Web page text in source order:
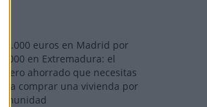
110.000 euros en Madrid por
31.000 en Extremadura: el
dinero ahorrado que necesitas
para comprar una vivienda por
comunidad